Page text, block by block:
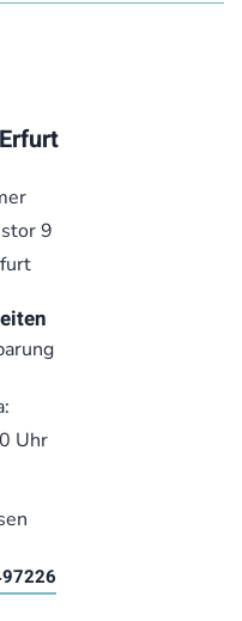
9
Uhr